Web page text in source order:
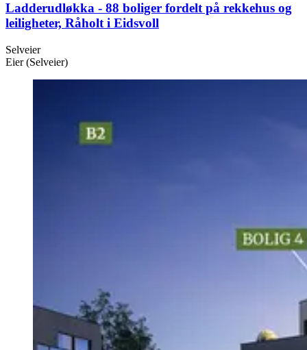
Ladderudløkka - 88 boliger fordelt på rekkehus og
leiligheter, Råholt i Eidsvoll
Selveier
Eier (Selveier)